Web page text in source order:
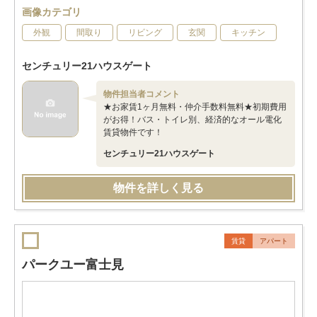
画像カテゴリ
外観 間取り リビング 玄関 キッチン
センチュリー21ハウスゲート
物件担当者コメント
★お家賃1ヶ月無料・仲介手数料無料★初期費用
がお得！バス・トイレ別、経済的なオール電化
賃貸物件です！
センチュリー21ハウスゲート
物件を詳しく見る
賃貸 アパート
パークユー富士見